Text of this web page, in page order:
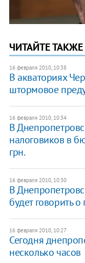
ЧИТАЙТЕ ТАКЖЕ
16 февраля 2010, 10:38
В акваториях
штормовое
16 февраля 2010, 10:34
В
налоговиков в
грн.
16 февраля 2010, 10:30
В
будет говорить о
16 февраля 2010, 10:27
Сегодня
несколько часов